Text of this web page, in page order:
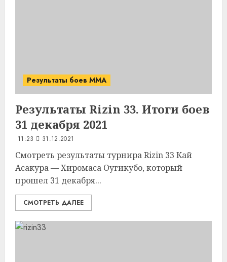
Результаты боев MMA
Результаты Rizin 33. Итоги боев
31 декабря 2021
11:23 31.12.2021
Смотреть результаты турнира Rizin 33 Кай
Асакура — Хиромаса Оугикубо, который
прошел 31 декабря...
СМОТРЕТЬ ДАЛЕЕ